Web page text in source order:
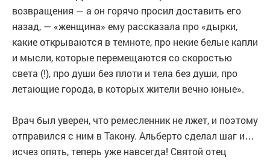
возвращения — а он горячо просил доставить его
назад, — «женщина» ему рассказала про «дырки,
какие открываются в темноте, про некие белые капли
и мысли, которые перемещаются со скоростью
света (!), про души без плоти и тела без души, про
летающие города, в которых жители вечно юные».
Врач был уверен, что ремесленник не лжет, и поэтому
отправился с ним в Такону. Альберто сделал шаг и…
исчез опять, теперь уже навсегда! Святой отец